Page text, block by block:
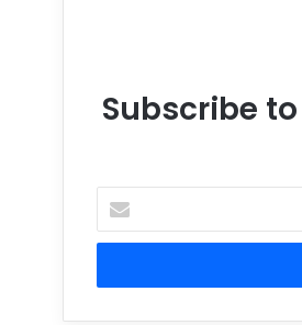
Subscribe
your
Email